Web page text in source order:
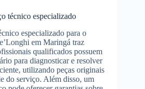
técnico especializado
especializado para o
em Maringá traz
qualificados possuem
para diagnosticar e resolver
utilizando peças originais
do serviço. Além disso, um